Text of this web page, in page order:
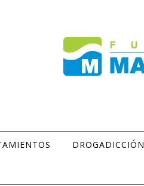
DROGADICCIÓN